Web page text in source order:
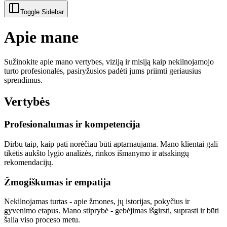
Toggle Sidebar
Apie mane
Sužinokite apie mano vertybes, viziją ir misiją kaip nekilnojamojo
turto profesionalės, pasiryžusios padėti jums priimti geriausius
sprendimus.
Vertybės
Profesionalumas ir kompetencija
Dirbu taip, kaip pati norėčiau būti aptarnaujama. Mano klientai gali
tikėtis aukšto lygio analizės, rinkos išmanymo ir atsakingų
rekomendacijų.
Žmogiškumas ir empatija
Nekilnojamas turtas - apie žmones, jų istorijas, pokyčius ir
gyvenimo etapus. Mano stiprybė - gebėjimas išgirsti, suprasti ir būti
šalia viso proceso metu.